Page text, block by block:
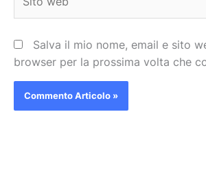
web
Salva il mio nome, email e sito
browser per la prossima volta che